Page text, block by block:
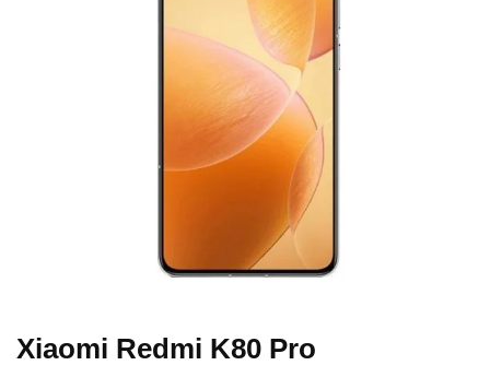
Xiaomi Redmi K80 Pro